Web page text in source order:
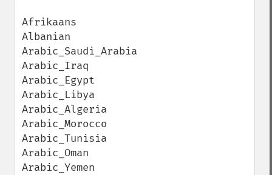
Afrikaans
Albanian
Arabic_Saudi_Arabia
Arabic_Iraq
Arabic_Egypt
Arabic_Libya
Arabic_Algeria
Arabic_Morocco
Arabic_Tunisia
Arabic_Oman
Arabic_Yemen